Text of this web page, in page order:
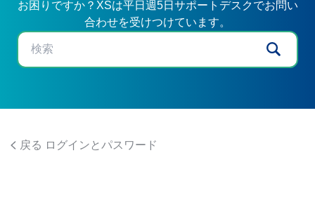
お困りですか？XSは平日週5日サポートデスクでお問い
合わせを受けつけています。
戻る ログインとパスワード